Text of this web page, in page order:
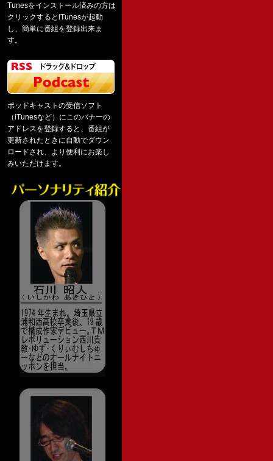
Tunesをインストール済みの方は
クリックするとiTunesが起動
し、簡単に番組を登録出来ま
す。
ポッドキャストの受信ソフト
（iTunesなど）にこのバナーの
アドレスを登録すると、番組が
更新されたときに自動でダウン
ロードされ、より便利にお楽し
みいただけます。